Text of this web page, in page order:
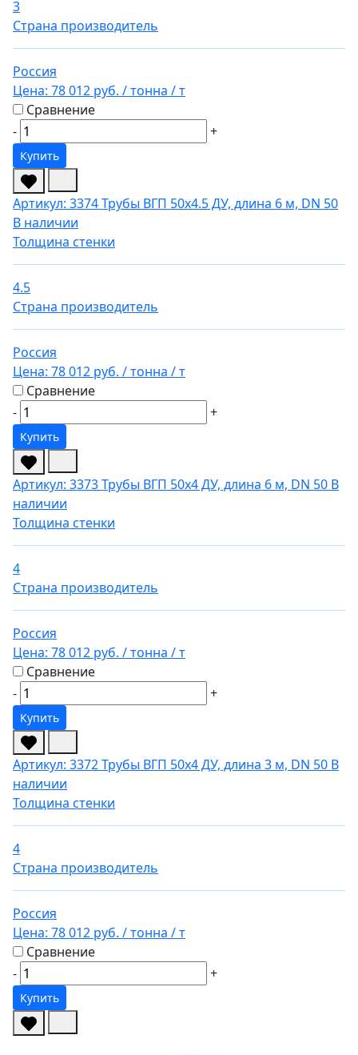
3
Страна производитель
Россия
Цена: 78 012 руб. / тонна / т
Сравнение
-
+
Купить
Артикул: 3374Трубы ВГП 50х4.5 ДУ, длина 6 м, DN 50
В наличии
Толщина стенки
4.5
Страна производитель
Россия
Цена: 78 012 руб. / тонна / т
Сравнение
-
+
Купить
Артикул: 3373Трубы ВГП 50х4 ДУ, длина 6 м, DN 50 В
наличии
Толщина стенки
4
Страна производитель
Россия
Цена: 78 012 руб. / тонна / т
Сравнение
-
+
Купить
Артикул: 3372Трубы ВГП 50х4 ДУ, длина 3 м, DN 50 В
наличии
Толщина стенки
4
Страна производитель
Россия
Цена: 78 012 руб. / тонна / т
Сравнение
-
+
Купить